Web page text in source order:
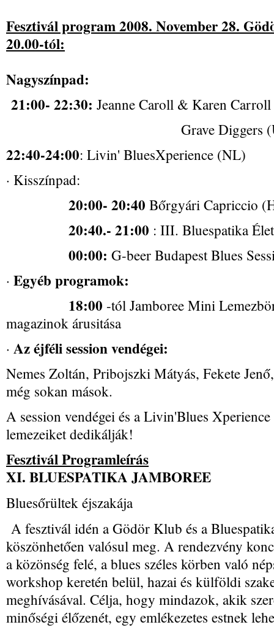
Fesztivál program2008. November 28.
20.00-tól:
Nagyszínpad:
21:00- 22:30: Jeanne Caroll & Karen
Grave Diggers (US/
22:40-24:00: Livin' BluesXperience (NL)
· Kisszínpad:
20:00- 20:40 Bőrgyári Capriccio
20:40.- 21:00 : III. Bluespatika
00:00: G-beer Budapest Blues
· Egyéb programok:
18:00 -tól Jamboree Mini
magazinok árusitása
· Az éjféli session vendégei:
Nemes Zoltán, Pribojszki Mátyás, Fekete
még sokan mások.
A session vendégei és a Livin'Blues
lemezeiket dedikálják!
Fesztivál Programleírás
XI. BLUESPATIKA JAMBOREE
Bluesőrültek éjszakája
A fesztivál idén a Gödör Klub és a
köszönhetően valósul meg. A rendezvény
a közönség felé, a blues széles körben való
workshop keretén belül, hazai és külföldi
meghívásával. Célja, hogy mindazok, akik
minőségi élőzenét, egy emlékezetes estnek